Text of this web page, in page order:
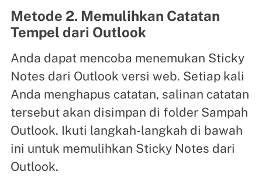
Metode 2. Memulihkan Catatan
Tempel dari Outlook
Anda dapat mencoba menemukan Sticky
Notes dari Outlook versi web. Setiap kali
Anda menghapus catatan, salinan catatan
tersebut akan disimpan di folder Sampah
Outlook. Ikuti langkah-langkah di bawah
ini untuk memulihkan Sticky Notes dari
Outlook.